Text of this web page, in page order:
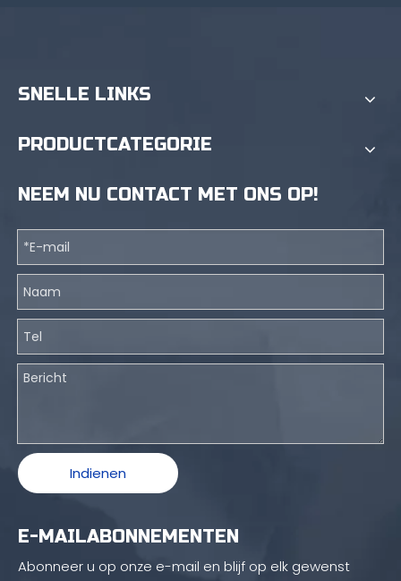
SNELLE LINKS
PRODUCTCATEGORIE
NEEM NU CONTACT MET ONS OP!
Indienen
E-MAILABONNEMENTEN
Abonneer u op onze e-mail en blijf op elk gewenst